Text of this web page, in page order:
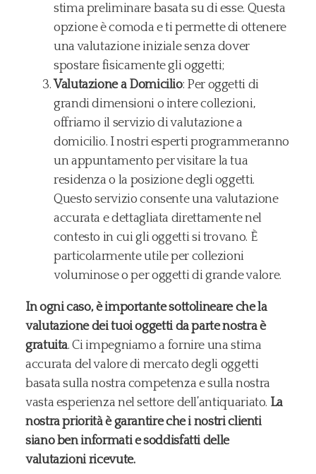
stima preliminare basata su di esse. Questa
opzione è comoda e ti permette di ottenere
una valutazione iniziale senza dover
spostare fisicamente gli oggetti;
Valutazione a Domicilio: Per oggetti di
grandi dimensioni o intere collezioni,
offriamo il servizio di valutazione a
domicilio. I nostri esperti programmeranno
un appuntamento per visitare la tua
residenza o la posizione degli oggetti.
Questo servizio consente una valutazione
accurata e dettagliata direttamente nel
contesto in cui gli oggetti si trovano. È
particolarmente utile per collezioni
voluminose o per oggetti di grande valore.
In ogni caso, è importante sottolineare che la
valutazione dei tuoi oggetti da parte nostra è
gratuita. Ci impegniamo a fornire una stima
accurata del valore di mercato degli oggetti
basata sulla nostra competenza e sulla nostra
vasta esperienza nel settore dell’antiquariato. La
nostra priorità è garantire che i nostri clienti
siano ben informati e soddisfatti delle
valutazioni ricevute.